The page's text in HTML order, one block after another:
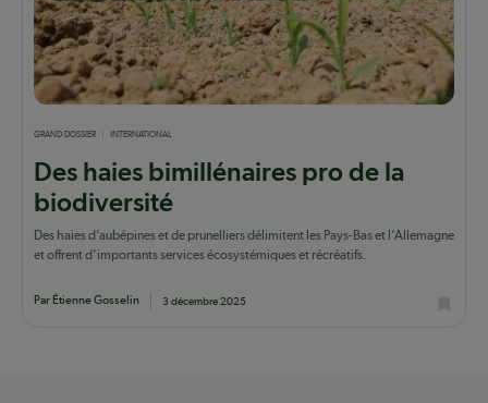
GRAND DOSSIER INTERNATIONAL
Des haies bimillénaires pro de la
biodiversité
Des haies d’aubépines et de prunelliers délimitent les Pays-Bas et l’Allemagne
et offrent d’importants services écosystémiques et récréatifs.
Par Étienne Gosselin 3 décembre 2025